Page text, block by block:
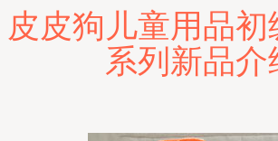
皮皮狗儿童用品初
系列新品介